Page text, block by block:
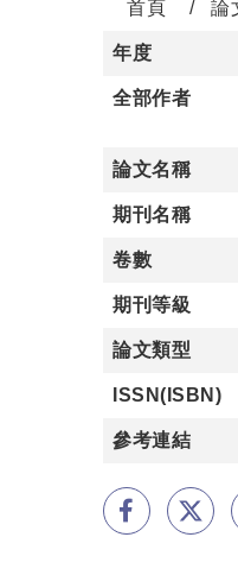
首頁 論
年度
全部作者
論文名稱
期刊名稱
卷數
期刊等級
論文類型
ISSN(ISBN)
參考連結